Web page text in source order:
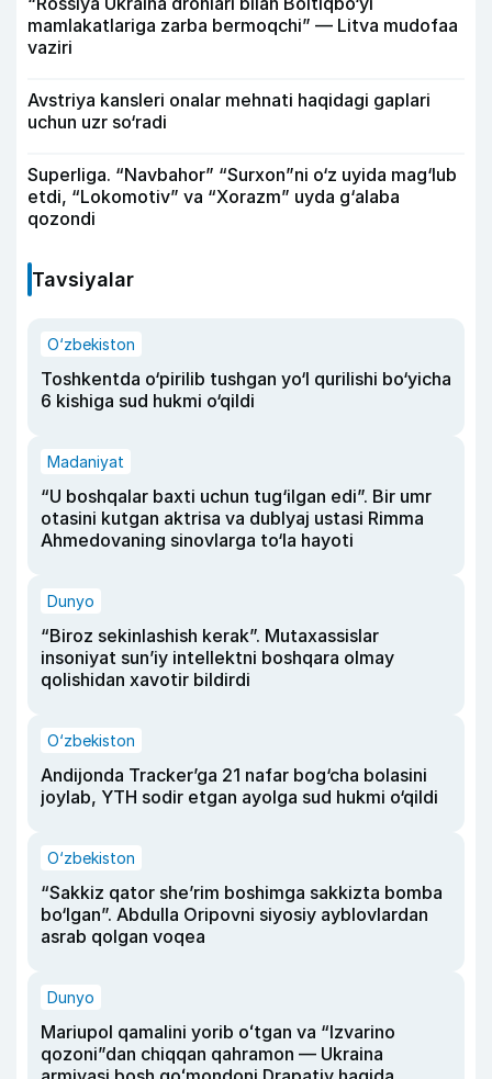
mamlakatlariga zarba bermoqchi” — Litva mudofaa
vaziri
Avstriya kansleri onalar mehnati haqidagi gaplari
uchun uzr so‘radi
Superliga. “Navbahor” “Surxon”ni o‘z uyida mag‘lub
etdi, “Lokomotiv” va “Xorazm” uyda g‘alaba
qozondi
Tavsiyalar
O‘zbekiston
Toshkentda o‘pirilib tushgan yo‘l qurilishi bo‘yicha
6 kishiga sud hukmi o‘qildi
Madaniyat
“U boshqalar baxti uchun tug‘ilgan edi”. Bir umr
otasini kutgan aktrisa va dublyaj ustasi Rimma
Ahmedovaning sinovlarga to‘la hayoti
Dunyo
“Biroz sekinlashish kerak”. Mutaxassislar
insoniyat sun’iy intellektni boshqara olmay
qolishidan xavotir bildirdi
O‘zbekiston
Andijonda Tracker’ga 21 nafar bog‘cha bolasini
joylab, YTH sodir etgan ayolga sud hukmi o‘qildi
O‘zbekiston
“Sakkiz qator she’rim boshimga sakkizta bomba
bo‘lgan”. Abdulla Oripovni siyosiy ayblovlardan
asrab qolgan voqea
Dunyo
Mariupol qamalini yorib oʻtgan va “Izvarino
qozoni”dan chiqqan qahramon — Ukraina